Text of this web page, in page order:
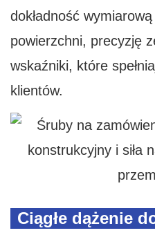
dokładność
powierzchni, precyzję
wskaźniki, które
klientów.
Ciągłe dążenie